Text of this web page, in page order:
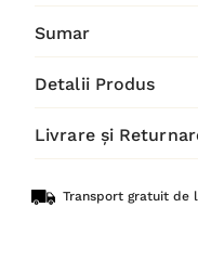
Sumar
Detalii Produs
Livrare și
Transport gratuit de